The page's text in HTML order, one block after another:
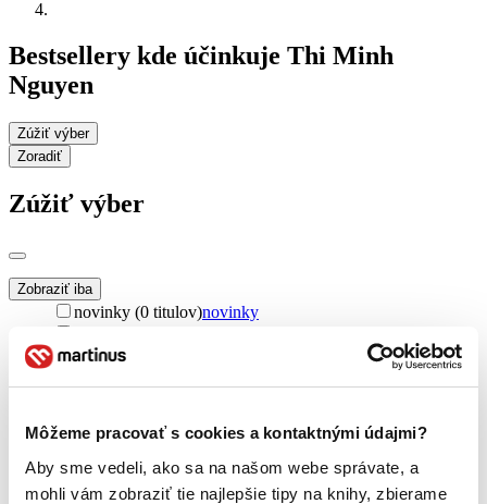
Môžeme pracovať s cookies a kontaktnými údajmi?
Aby sme vedeli, ako sa na našom webe správate, a
mohli vám zobraziť tie najlepšie tipy na knihy, zbierame
Bestsellery kde účinkuje Thi Minh
Nguyen
Zúžiť výber
Zoradiť
Zúžiť výber
Zobraziť iba
novinky (0 titulov)novinky
Dostupnosť
pripravujeme (0 titulov)pripravujeme
dostupná (bez vypredaných) (0 titulov)dostupná (bez
vypredaných)